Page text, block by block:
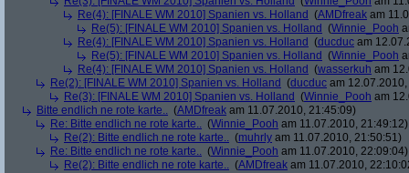
Re(4): [FINALE WM 2010] Spanien vs. Holland (AMDfreak am
Re(5): [FINALE WM 2010] Spanien vs. Holland (Winnie_Pooh
Re(4): [FINALE WM 2010] Spanien vs. Holland (ducduc am
Re(5): [FINALE WM 2010] Spanien vs. Holland (Winnie_Pooh
Re(4): [FINALE WM 2010] Spanien vs. Holland (wasserkuh am
Re(2): [FINALE WM 2010] Spanien vs. Holland (ducduc am
Re(3): [FINALE WM 2010] Spanien vs. Holland (Winnie_Pooh am
Bitte endlich ne rote karte.. (AMDfreak am 11.07.2010, 21:45:09)
Re: Bitte endlich ne rote karte.. (Winnie_Pooh am 11.07.2010, 21:49:12)
Re(2): Bitte endlich ne rote karte.. (muhrly am 11.07.2010, 21:50:51)
Re: Bitte endlich ne rote karte.. (Winnie_Pooh am 11.07.2010, 22:09:04)
Re(2): Bitte endlich ne rote karte.. (AMDfreak am 11.07.2010,